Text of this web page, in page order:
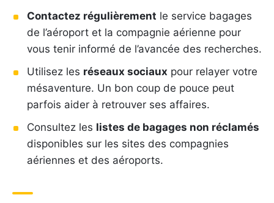
Contactez régulièrement le service bagages
de l’aéroport et la compagnie aérienne pour
vous tenir informé de l’avancée des recherches.
Utilisez les réseaux sociaux pour relayer votre
mésaventure. Un bon coup de pouce peut
parfois aider à retrouver ses affaires.
Consultez les listes de bagages non réclamés
disponibles sur les sites des compagnies
aériennes et des aéroports.